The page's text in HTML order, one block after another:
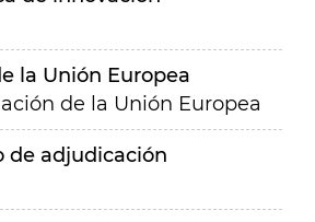
la Unión Europea
de la Unión Europea
de adjudicación